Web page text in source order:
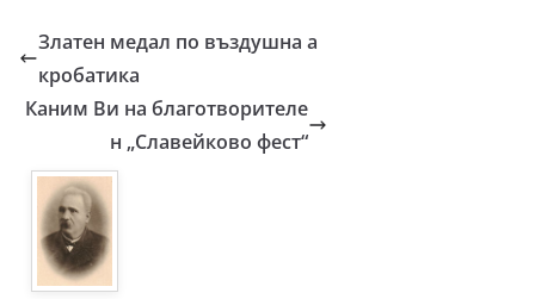
Златен медал по въздушна а
кробатика
Каним Ви на благотворителе
н „Славейково фест“